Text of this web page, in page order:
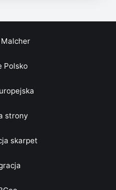
Polsko
strony
skarpet